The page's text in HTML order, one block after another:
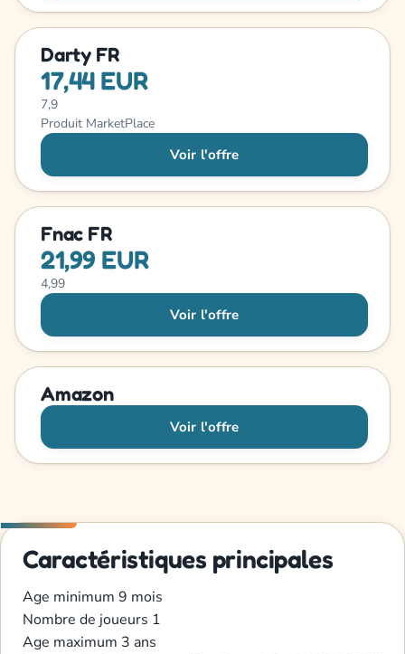
Darty FR
17,44 EUR
7,9
Produit MarketPlace
Voir l'offre
Fnac FR
21,99 EUR
4,99
Voir l'offre
Amazon
Voir l'offre
Caractéristiques principales
Age minimum 9 mois
Nombre de joueurs 1
Age maximum 3 ans